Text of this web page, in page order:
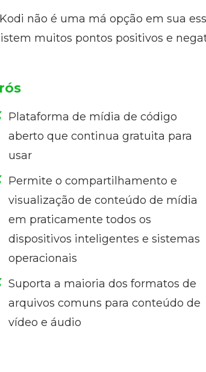
não é uma má opção em sua
muitos pontos positivos e
Plataforma de mídia de código
aberto que continua gratuita para
usar
Permite o compartilhamento e
visualização de conteúdo de mídia
em praticamente todos os
dispositivos inteligentes e sistemas
operacionais
Suporta a maioria dos formatos de
arquivos comuns para conteúdo de
vídeo e áudio